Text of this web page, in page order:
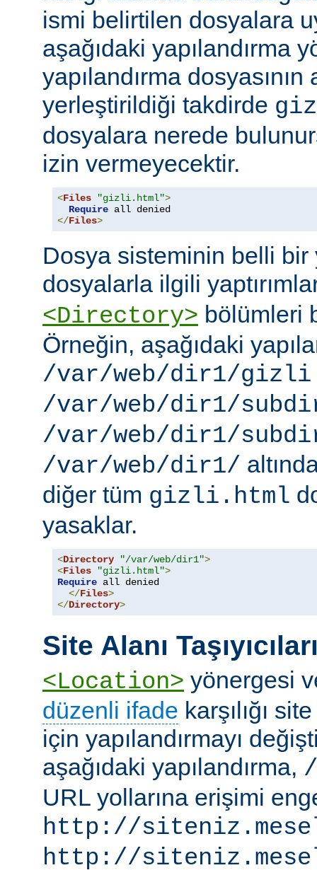
ismi belirtilen dosyalara
aşağıdaki yapılandırma
yapılandırma
yerleştirildiği takdirde
dosyalara nerede
izin vermeyecektir.
<Files "gizli.html">
Require
</Files>
Dosya sisteminin belli
dosyalarla ilgili
<Directory> bölümleri
Örneğin, aşağıdaki
/var/web/dir1/
/var/web/dir1/
/var/web/dir1/
/var/web/dir1/
diğer tüm gizli.html
yasaklar.
<Directory "/var/web/dir1">
<Files "gizli.html">
Require all denied
</Files>
</Directory>
Site Alanı
<Location> yönergesi
düzenli ifade karşılığı
için yapılandırmayı
aşağıdaki yapılandırma,
URL yollarına erişimi
http://
http://